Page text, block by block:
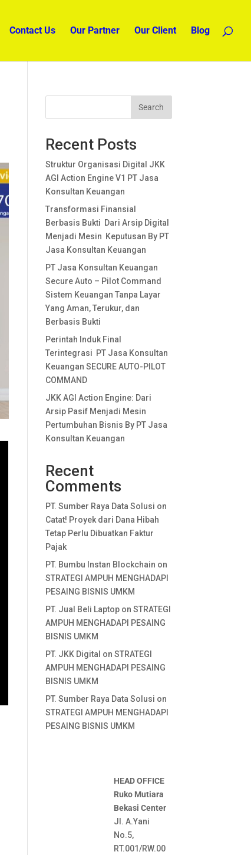
Contact Us Our Partner Our Client Blog
Search
Recent Posts
Struktur Organisasi Digital JKK
AGI Action Engine V1 PT Jasa
Konsultan Keuangan
Transformasi Finansial
Berbasis Bukti Dari Arsip Digital
Menjadi Mesin Keputusan By PT
Jasa Konsultan Keuangan
PT Jasa Konsultan Keuangan
Secure Auto – Pilot Command
Sistem Keuangan Tanpa Layar
Yang Aman, Terukur, dan
Berbasis Bukti
Perintah Induk Final
Terintegrasi PT Jasa Konsultan
Keuangan SECURE AUTO-PILOT
COMMAND
JKK AGI Action Engine: Dari
Arsip Pasif Menjadi Mesin
Pertumbuhan Bisnis By PT Jasa
Konsultan Keuangan
Recent
Comments
PT. Sumber Raya Data Solusi on
Catat! Proyek dari Dana Hibah
Tetap Perlu Dibuatkan Faktur
Pajak
PT. Bumbu Instan Blockchain on
STRATEGI AMPUH MENGHADAPI
PESAING BISNIS UMKM
PT. Jual Beli Laptopon STRATEGI
AMPUH MENGHADAPI PESAING
BISNIS UMKM
PT. JKK Digital on STRATEGI
AMPUH MENGHADAPI PESAING
BISNIS UMKM
PT. Sumber Raya Data Solusi on
STRATEGI AMPUH MENGHADAPI
PESAING BISNIS UMKM
HEAD OFFICE
Ruko Mutiara
Bekasi Center
Jl. A.Yani
No.5,
RT.001/RW.00